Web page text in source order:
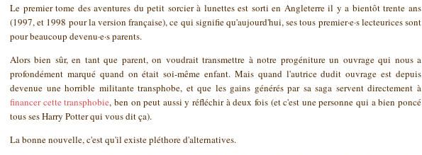
Le premier tome des aventures du petit sorcier à lunettes est sorti en Angleterre il y a bientôt trente ans
(1997, et 1998 pour la version française), ce qui signifie qu'aujourd'hui, ses tous premier·e·s lecteurices sont
pour beaucoup devenu·e·s parents.
Alors bien sûr, en tant que parent, on voudrait transmettre à notre progéniture un ouvrage qui nous a
profondément marqué quand on était soi-même enfant. Mais quand l'autrice dudit ouvrage est depuis
devenue une horrible militante transphobe, et que les gains générés par sa saga servent directement à
financer cette transphobie, ben on peut aussi y réfléchir à deux fois (et c'est une personne qui a bien poncé
tous ses Harry Potter qui vous dit ça).
La bonne nouvelle, c'est qu'il existe pléthore d'alternatives.